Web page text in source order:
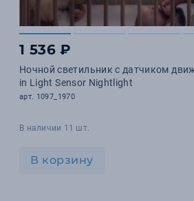
1 536 ₽
Ночной светильник с датчиком
in Light Sensor Nightlight
арт. 1097_1970
В наличии 11 шт.
В корзину